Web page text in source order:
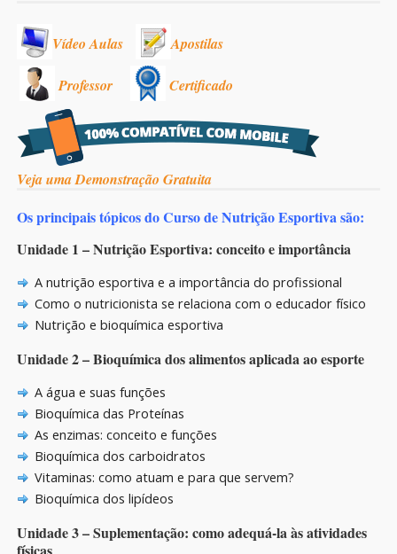
Vídeo Aulas Apostilas
Professor Certificado
Veja uma Demonstração Gratuita
Os principais tópicos do Curso de Nutrição Esportiva são:
Unidade 1 – Nutrição Esportiva: conceito e importância
A nutrição esportiva e a importância do profissional
Como o nutricionista se relaciona com o educador físico
Nutrição e bioquímica esportiva
Unidade 2 – Bioquímica dos alimentos aplicada ao esporte
A água e suas funções
Bioquímica das Proteínas
As enzimas: conceito e funções
Bioquímica dos carboidratos
Vitaminas: como atuam e para que servem?
Bioquímica dos lipídeos
Unidade 3 – Suplementação: como adequá-la às atividades
físicas